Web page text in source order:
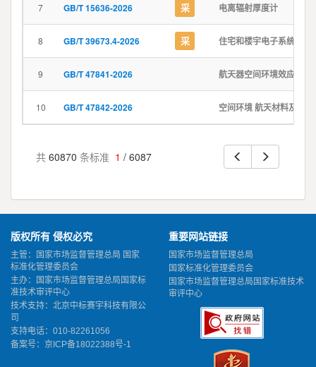
7 GB/T 15636-2026 采 电离辐射厚度计
8 GB/T 39673.4-2026 采
9 GB/T 47841-2026
10 GB/T 47842-2026
共 60870 条标准 1 / 6087
版权所有 侵权必究
主管：国家市场监督管理总局 国家
标准化管理委员会
主办：国家市场监督管理总局国家标
准技术审评中心
技术支持：北京中标赛宇科技有限公
司
支持电话：010-82261056
备案号： 京ICP备18022388号-1
重要网站链接
国家市场监督管理总局
国家标准化管理委员会
国家市场监督管理总局国家标准技术
审评中心